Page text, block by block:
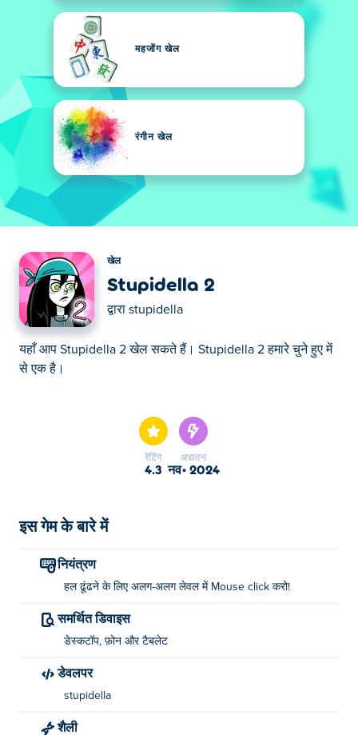
महजोंग खेल
रंगीन खेल
खेल
Stupidella 2
द्वारा stupidella
यहाँ आप Stupidella 2 खेल सकते हैं। Stupidella 2 हमारे चुने हुए में
से एक है।
रेटिंग
4.3
अद्यतन
नव॰ 2024
इस गेम के बारे में
नियंत्रण
हल ढूंढने के लिए अलग-अलग लेवल में Mouse click करो!
समर्थित डिवाइस
डेस्कटॉप, फ़ोन और टैबलेट
डेवलपर
stupidella
शैली